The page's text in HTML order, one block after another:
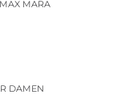
MARA
DAMEN